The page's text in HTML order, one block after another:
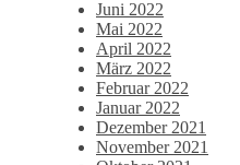
Juni 2022
Mai 2022
April 2022
März 2022
Februar 2022
Januar 2022
Dezember 2021
November 2021